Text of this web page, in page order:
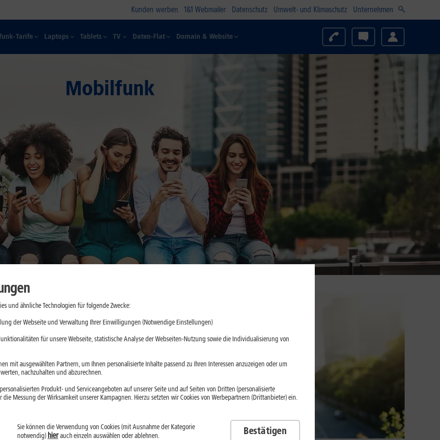
Kunden werben 1&1 Webmailer Datenschutz Umwelt- und Klimaschutz Unternehmen
Tarife Laptops Tablets TV Daten-Flat Domain & Website
Mobilfunk
Updates
belasten. Mit
kannst Du
und ähnliche Technologien für folgende Zwecke:
der Webseite und Verwaltung Ihrer Einwilligungen (Notwendige Einstellungen)
für unsere Webseite, statistische Analyse der Webseiten-Nutzung sowie die Individualisierung von
mit ausgewählten Partnern, um Ihnen personalisierte Inhalte passend zu Ihren Interessen anzuzeigen oder um
nachzuhalten und abzurechnen.
Produkt- und Serviceangeboten auf unserer Seite und auf Seiten von Dritten (personalisierte
Messung der Wirksamkeit unserer Kampagnen. Hierzu setzten wir Cookies von Werbepartnern (Drittanbieter) ein.
Sie können die Verwendung von Cookies (mit Ausnahme der Kategorie
notwendig) hierauch einzeln auswählen oder ablehnen. Bestätigen